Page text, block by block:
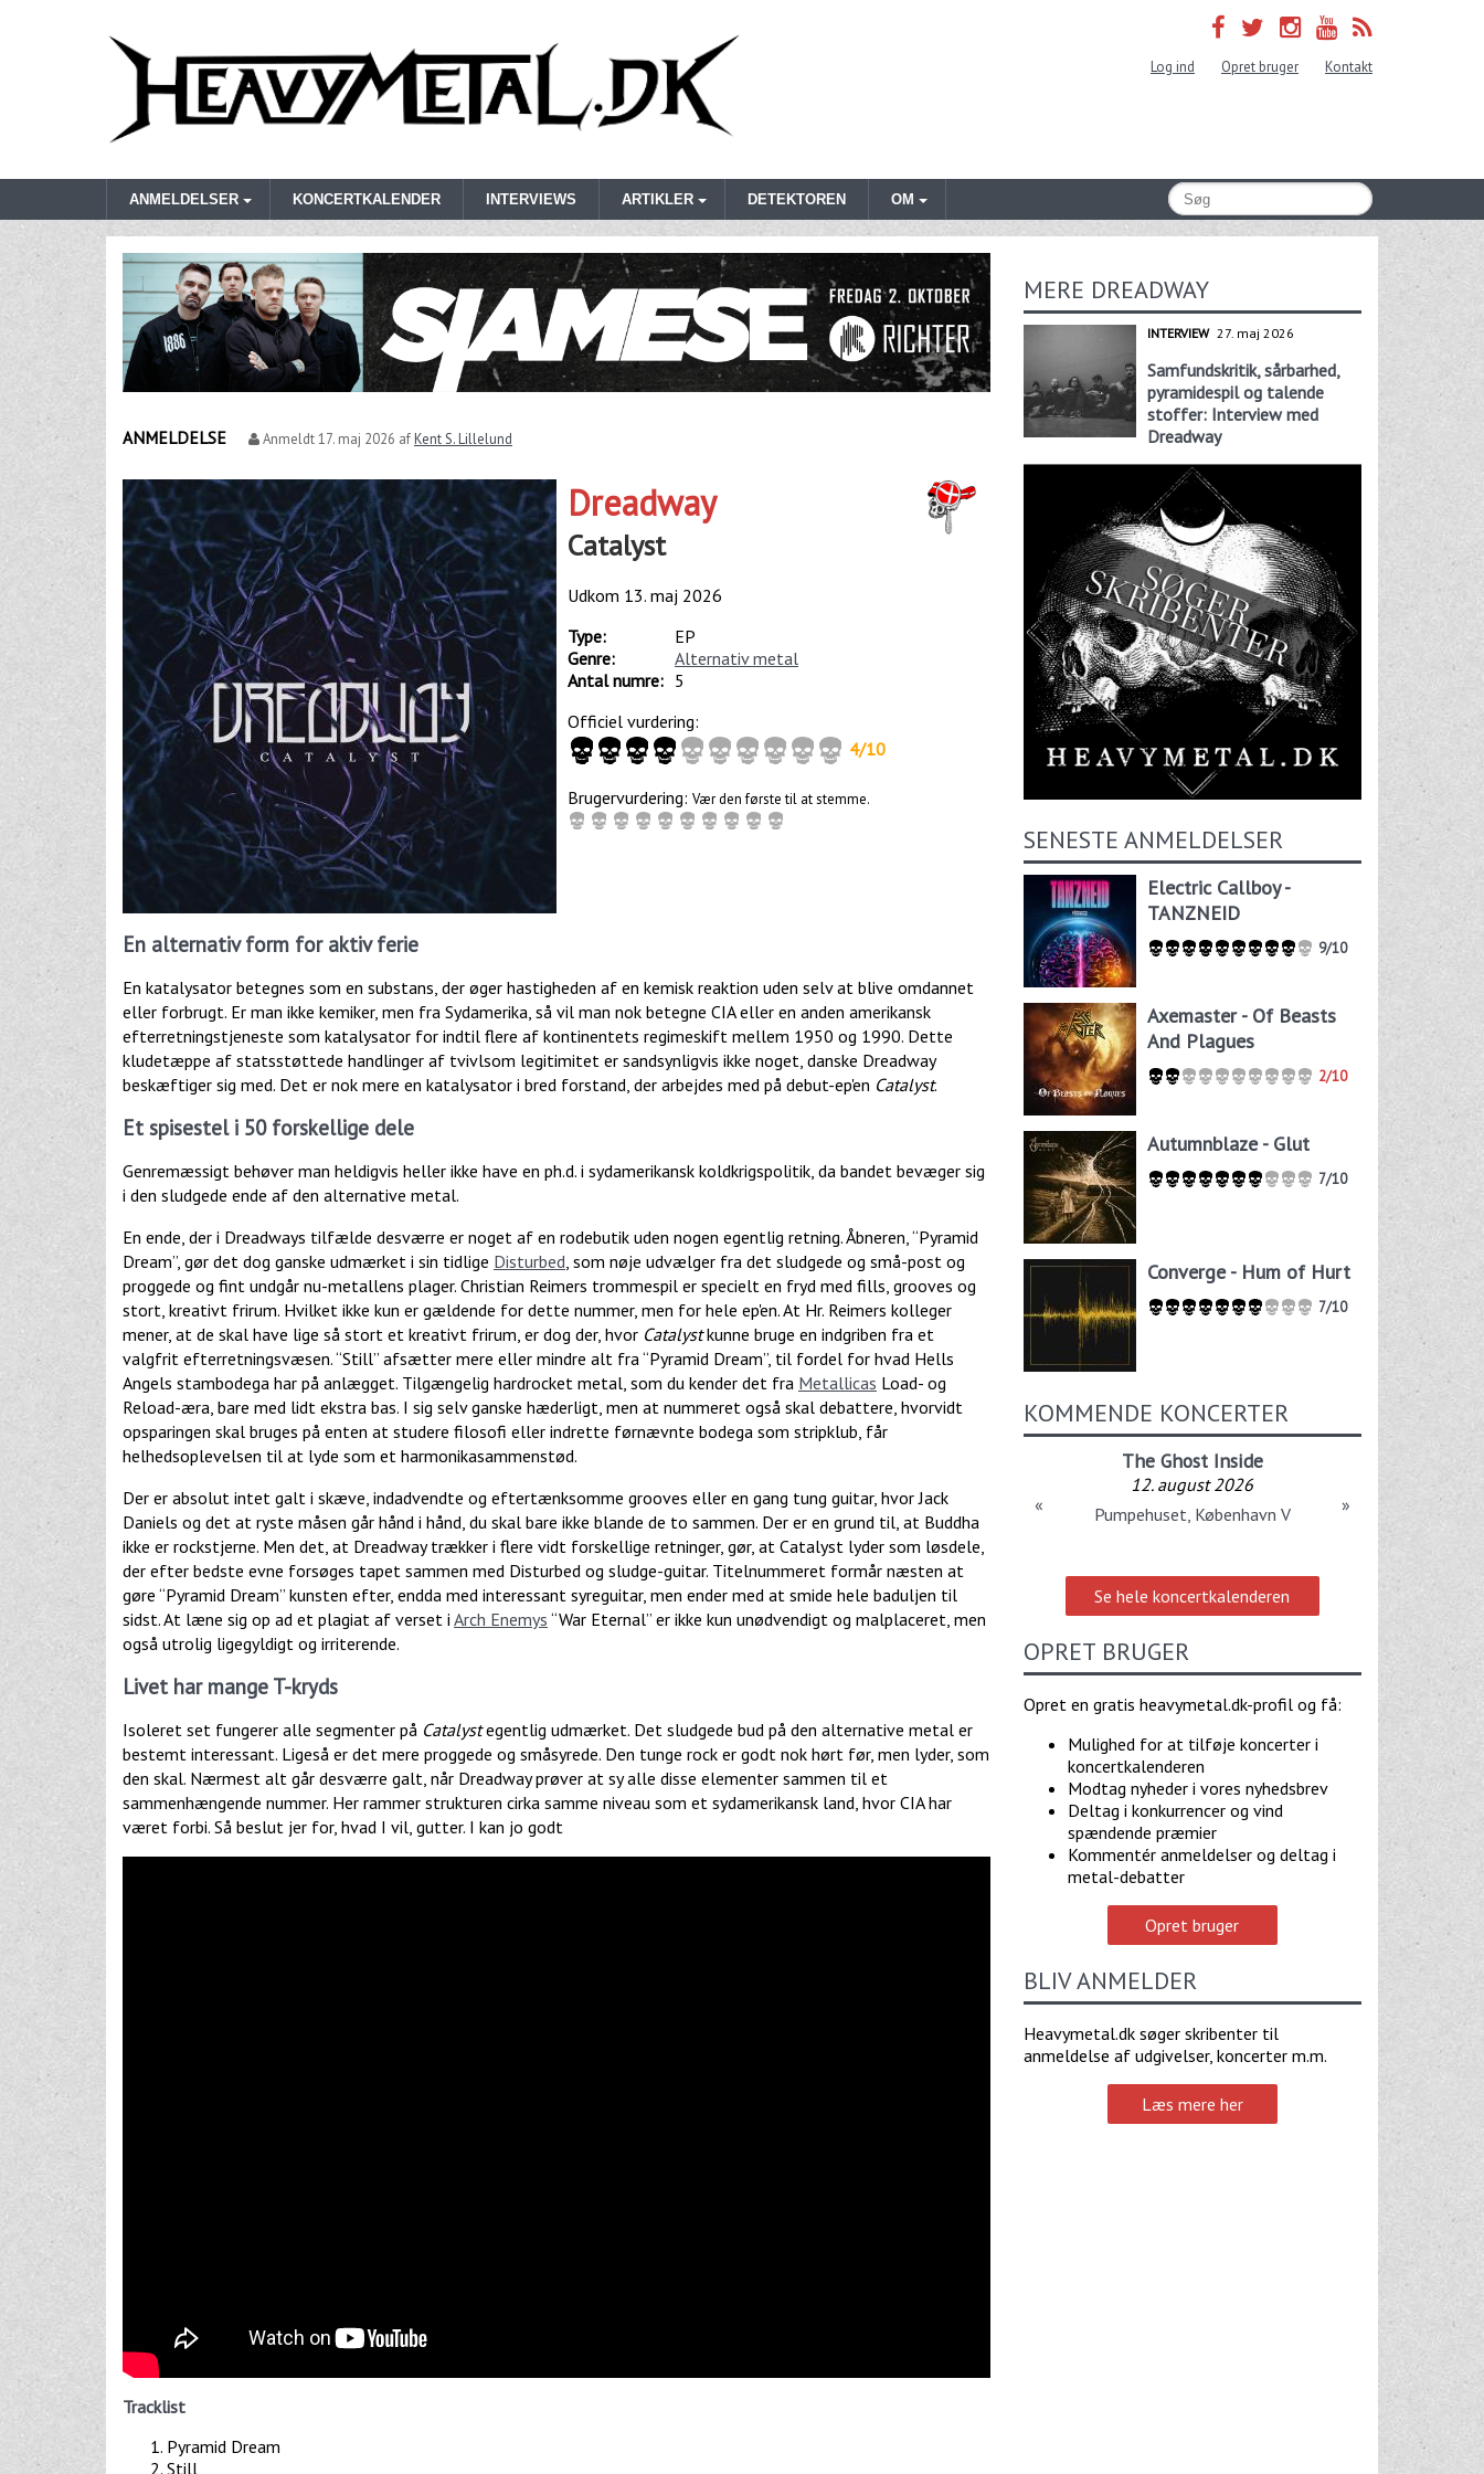
Log ind Opret bruger Kontakt
ANMELDELSER KONCERTKALENDER INTERVIEWS ARTIKLER DETEKTOREN OM
ANMELDELSE Anmeldt17. maj 2026 afKent S. Lillelund
Dreadway
Catalyst
Udkom 13. maj 2026
Type:
EP
Genre:
Alternativ metal
Antal numre: 5
Officiel vurdering:
4/10
Brugervurdering: Vær den første til at stemme.
En alternativ form for aktiv ferie
En katalysator betegnes som en substans, der øger hastigheden af en kemisk reaktion uden selv at blive omdannet
eller forbrugt. Er man ikke kemiker, men fra Sydamerika, så vil man nok betegne CIA eller en anden amerikansk
efterretningstjeneste som katalysator for indtil flere af kontinentets regimeskift mellem 1950 og 1990. Dette
kludetæppe af statsstøttede handlinger af tvivlsom legitimitet er sandsynligvis ikke noget, danske Dreadway
beskæftiger sig med. Det er nok mere en katalysator i bred forstand, der arbejdes med på debut-ep'en Catalyst.
Et spisestel i 50 forskellige dele
Genremæssigt behøver man heldigvis heller ikke have en ph.d. i sydamerikansk koldkrigspolitik, da bandet bevæger sig
i den sludgede ende af den alternative metal.
En ende, der i Dreadways tilfælde desværre er noget af en rodebutik uden nogen egentlig retning. Åbneren, “Pyramid
Dream”, gør det dog ganske udmærket i sin tidlige Disturbed , som nøje udvælger fra det sludgede og små-post og
proggede og fint undgår nu-metallens plager. Christian Reimers trommespil er specielt en fryd med fills, grooves og
stort, kreativt frirum. Hvilket ikke kun er gældende for dette nummer, men for hele ep'en. At Hr. Reimers kolleger
mener, at de skal have lige så stort et kreativt frirum, er dog der, hvor Catalystkunne bruge en indgriben fra et
valgfrit efterretningsvæsen. “Still” afsætter mere eller mindre alt fra “Pyramid Dream”, til fordel for hvad Hells
Angels stambodega har på anlægget. Tilgængelig hardrocket metal, som du kender det fra Metallicas Load- og
Reload-æra, bare med lidt ekstra bas. I sig selv ganske hæderligt, men at nummeret også skal debattere, hvorvidt
opsparingen skal bruges på enten at studere filosofi eller indrette førnævnte bodega som stripklub, får
helhedsoplevelsen til at lyde som et harmonikasammenstød.
Der er absolut intet galt i skæve, indadvendte og eftertænksomme grooves eller en gang tung guitar, hvor Jack
Daniels og det at ryste måsen går hånd i hånd, du skal bare ikke blande de to sammen. Der er en grund til, at Buddha
ikke er rockstjerne. Men det, at Dreadway trækker i flere vidt forskellige retninger, gør, at Catalyst lyder som løsdele,
der efter bedste evne forsøges tapet sammen med Disturbed og sludge-guitar. Titelnummeret formår næsten at
gøre “Pyramid Dream” kunsten efter, endda med interessant syreguitar, men ender med at smide hele baduljen til
sidst. At læne sig op ad et plagiat af verset i Arch Enemys “War Eternal” er ikke kun unødvendigt og malplaceret, men
også utrolig ligegyldigt og irriterende.
Livet har mange T-kryds
Isoleret set fungerer alle segmenter på Catalystegentlig udmærket. Det sludgede bud på den alternative metal er
bestemt interessant. Ligeså er det mere proggede og småsyrede. Den tunge rock er godt nok hørt før, men lyder, som
den skal. Nærmest alt går desværre galt, når Dreadway prøver at sy alle disse elementer sammen til et
sammenhængende nummer. Her rammer strukturen cirka samme niveau som et sydamerikansk land, hvor CIA har
været forbi. Så beslut jer for, hvad I vil, gutter. I kan jo godt
Tracklist
Pyramid Dream
Still
MERE DREADWAY
INTERVIEW 27. maj 2026
Samfundskritik, sårbarhed,
pyramidespil og talende
stoffer: Interview med
Dreadway
SENESTE ANMELDELSER
Electric Callboy -
TANZNEID
9/10
Axemaster - Of Beasts
And Plagues
2/10
Autumnblaze - Glut
7/10
Converge - Hum of Hurt
7/10
KOMMENDE KONCERTER
The Ghost Inside
12. august 2026
Pumpehuset, København V
« »
Se hele koncertkalenderen
OPRET BRUGER
Opret en gratis heavymetal.dk-profil og få:
Mulighed for at tilføje koncerter i
koncertkalenderen
Modtag nyheder i vores nyhedsbrev
Deltag i konkurrencer og vind
spændende præmier
Kommentér anmeldelser og deltag i
metal-debatter
Opret bruger
BLIV ANMELDER
Heavymetal.dk søger skribenter til
anmeldelse af udgivelser, koncerter m.m.
Læs mere her